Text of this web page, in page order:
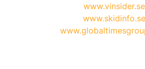
www.vinsider.se
www.skidinfo.se